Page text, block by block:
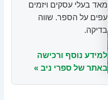
מאד בעלי עסקים ויזמים
עפים על הספר. שווה
בדיקה.
למידע נוסף ורכישה
באתר של ספרי ניב »